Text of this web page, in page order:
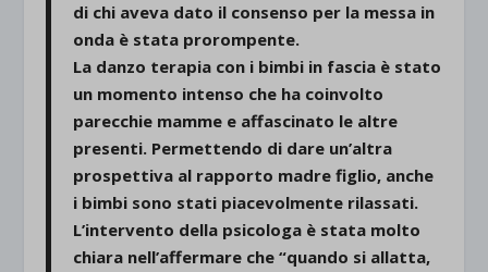
di chi aveva dato il consenso per la messa in
onda è stata prorompente.
La danzo terapia con i bimbi in fascia è stato
un momento intenso che ha coinvolto
parecchie mamme e affascinato le altre
presenti. Permettendo di dare un’altra
prospettiva al rapporto madre figlio, anche
i bimbi sono stati piacevolmente rilassati.
L’intervento della psicologa è stata molto
chiara nell’affermare che “quando si allatta,